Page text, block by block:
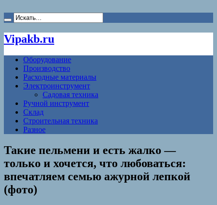
Vipakb.ru
Оборудование
Производство
Расходные материалы
Электроинструмент
Садовая техника
Ручной инструмент
Склад
Строительная техника
Разное
Такие пельмени и есть жалко —
только и хочется, что любоваться:
впечатляем семью ажурной лепкой
(фото)